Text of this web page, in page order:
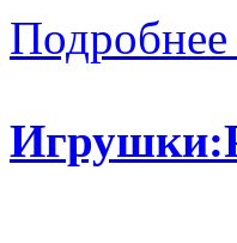
Подробнее